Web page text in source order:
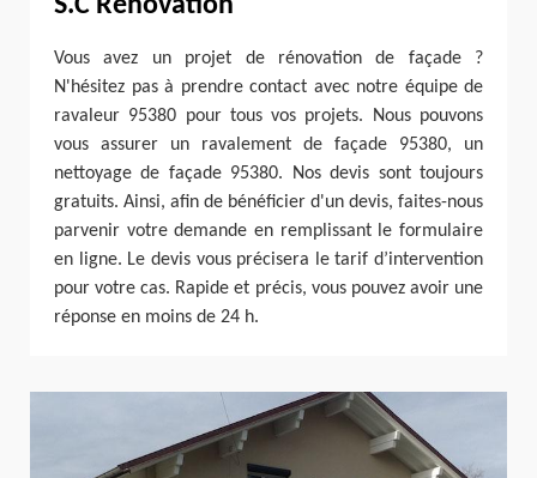
S.C Rénovation
Vous avez un projet de rénovation de façade ?
N'hésitez pas à prendre contact avec notre équipe de
ravaleur 95380 pour tous vos projets. Nous pouvons
vous assurer un ravalement de façade 95380, un
nettoyage de façade 95380. Nos devis sont toujours
gratuits. Ainsi, afin de bénéficier d'un devis, faites-nous
parvenir votre demande en remplissant le formulaire
en ligne. Le devis vous précisera le tarif d’intervention
pour votre cas. Rapide et précis, vous pouvez avoir une
réponse en moins de 24 h.